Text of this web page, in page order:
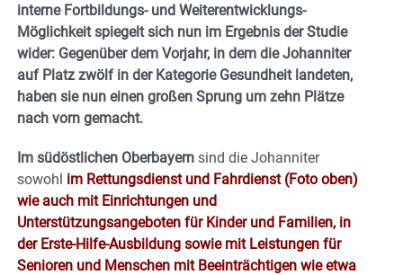
interne Fortbildungs- und Weiterentwicklungs-
Möglichkeit spiegelt sich nun im Ergebnis der Studie
wider: Gegenüber dem Vorjahr, in dem die Johanniter
auf Platz zwölf in der Kategorie Gesundheit landeten,
haben sie nun einen großen Sprung um zehn Plätze
nach vorn gemacht.
Im südöstlichen Oberbayern sind die Johanniter
sowohl im Rettungsdienst und Fahrdienst (Foto oben)
wie auch mit Einrichtungen und
Unterstützungsangeboten für Kinder und Familien, in
der Erste-Hilfe-Ausbildung sowie mit Leistungen für
Senioren und Menschen mit Beeinträchtigen wie etwa